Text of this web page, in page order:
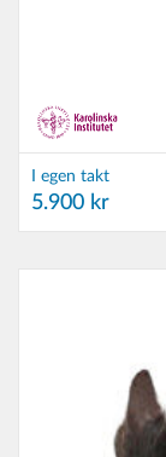
I egen takt
5.900 kr